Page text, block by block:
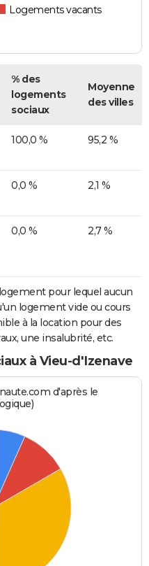
Logements vacants
% des
logements
sociaux
Moyenne
des villes
100,0 % 95,2 %
0,0 % 2,1 %
0,0 % 2,7 %
pour lequel aucun
logement vide ou cours
à la location pour des
une insalubrité, etc.
à Vieu-d'Izenave
d'après le